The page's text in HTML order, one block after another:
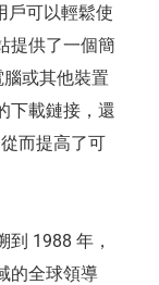
戶可以輕鬆使
提供了一個簡
或其他裝置
下載鏈接，還
而提高了可
1988 年，
的全球領導